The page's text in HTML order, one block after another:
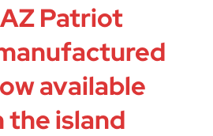
Patriot
available
the island